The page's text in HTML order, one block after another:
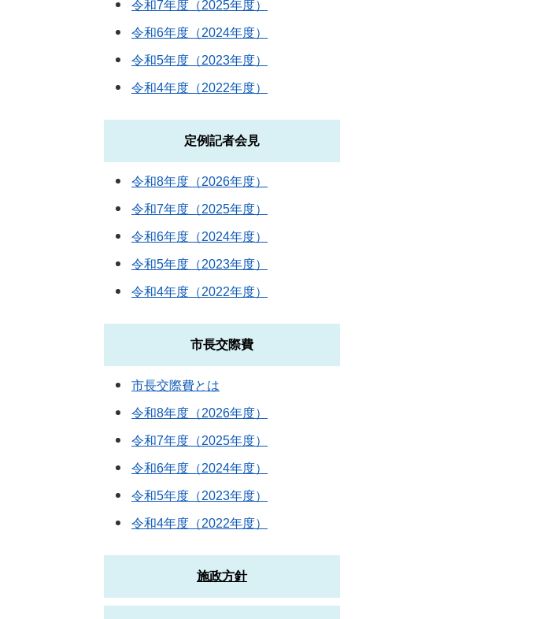
令和7年度（2025年度）
令和6年度（2024年度）
令和5年度（2023年度）
令和4年度（2022年度）
定例記者会見
令和8年度（2026年度）
令和7年度（2025年度）
令和6年度（2024年度）
令和5年度（2023年度）
令和4年度（2022年度）
市長交際費
市長交際費とは
令和8年度（2026年度）
令和7年度（2025年度）
令和6年度（2024年度）
令和5年度（2023年度）
令和4年度（2022年度）
施政方針